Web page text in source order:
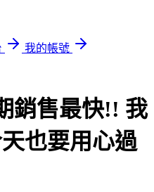
我的帳號
銷售最快!! 我
也要用心過